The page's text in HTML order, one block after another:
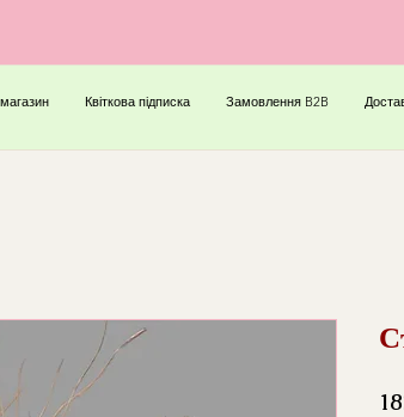
Квіткова підписка Замовлення B2B